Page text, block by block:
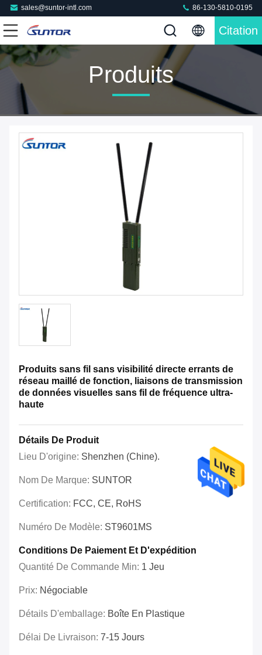
sales@suntor-intl.com 86-130-5810-0195
Citation
Produits
Produits sans fil sans visibilité directe errants de
réseau maillé de fonction, liaisons de transmission
de données visuelles sans fil de fréquence ultra-
haute
Détails De Produit
Lieu D'origine: Shenzhen (Chine).
Nom De Marque: SUNTOR
Certification: FCC, CE, RoHS
Numéro De Modèle: ST9601MS
Conditions De Paiement Et D'expédition
Quantité De Commande Min: 1 Jeu
Prix: Négociable
Détails D'emballage: Boîte En Plastique
Délai De Livraison: 7-15 Jours